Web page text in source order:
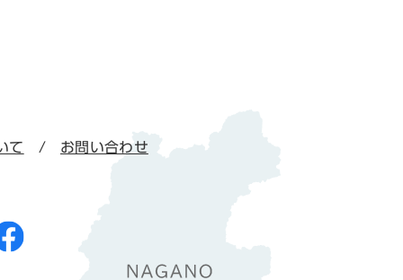
て お問い合わせ